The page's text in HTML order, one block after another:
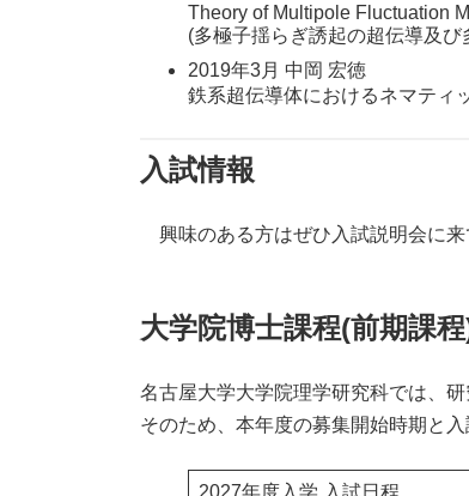
Theory of Multipole Fluctuation
(多極子揺らぎ誘起の超伝導及
2019年3月 中岡 宏徳
鉄系超伝導体におけるネマティ
入試情報
興味のある方はぜひ入試説明会に来
大学院博士課程(前期課
名古屋大学大学院理学研究科では、
そのため、本年度の募集開始時期と
2027年度入学 入試日程